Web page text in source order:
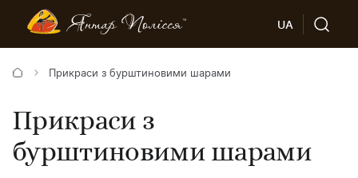
UA
Прикраси з бурштиновими шарами
Прикраси з
бурштиновими шарами